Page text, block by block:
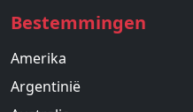
Bestemmingen
Amerika
Argentinië